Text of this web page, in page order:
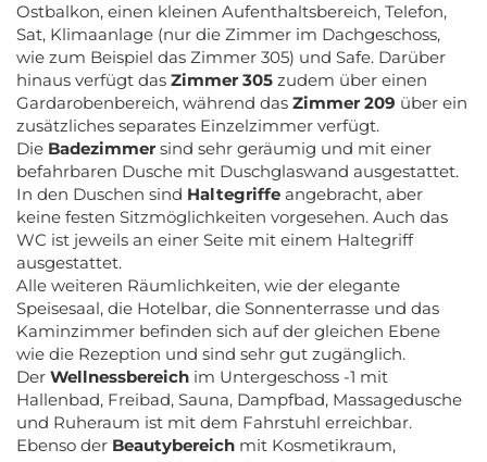
Ostbalkon, einen kleinen Aufenthaltsbereich, Telefon,
Sat, Klimaanlage (nur die Zimmer im Dachgeschoss,
wie zum Beispiel das Zimmer 305) und Safe. Darüber
hinaus verfügt das Zimmer 305 zudem über einen
Gardarobenbereich, während das Zimmer 209 über ein
zusätzliches separates Einzelzimmer verfügt.
Die Badezimmer sind sehr geräumig und mit einer
befahrbaren Dusche mit Duschglaswand ausgestattet.
In den Duschen sind Haltegriffe angebracht, aber
keine festen Sitzmöglichkeiten vorgesehen. Auch das
WC ist jeweils an einer Seite mit einem Haltegriff
ausgestattet.
Alle weiteren Räumlichkeiten, wie der elegante
Speisesaal, die Hotelbar, die Sonnenterrasse und das
Kaminzimmer befinden sich auf der gleichen Ebene
wie die Rezeption und sind sehr gut zugänglich.
Der Wellnessbereich im Untergeschoss -1 mit
Hallenbad, Freibad, Sauna, Dampfbad, Massagedusche
und Ruheraum ist mit dem Fahrstuhl erreichbar.
Ebenso der Beautybereich mit Kosmetikraum,